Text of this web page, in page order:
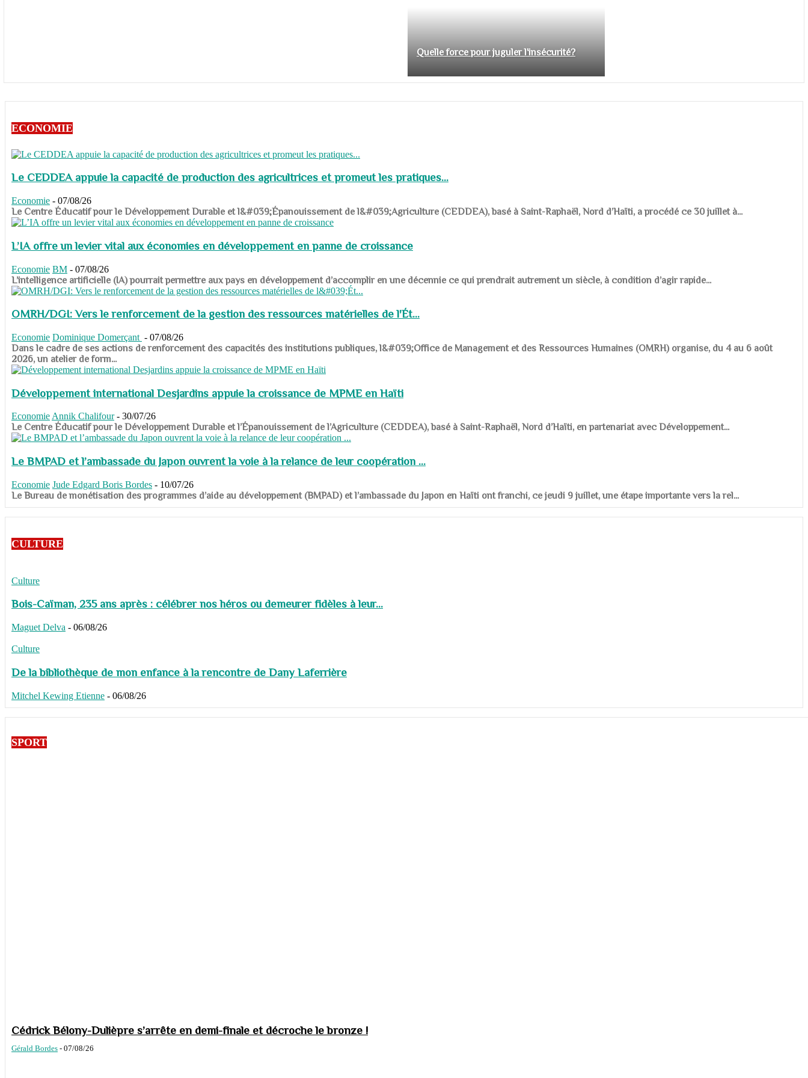
Quelle force pour juguler l'insécurité?
ECONOMIE
Le CEDDEA appuie la capacité de production des agricultrices et promeut les pratiques...
Economie - 07/08/26
​​​​​​​Le Centre Éducatif pour le Développement Durable et l&#039;Épanouissement de l&#039;Agriculture (CEDDEA), basé à Saint-Raphaël, Nord d’Haïti, a procédé ce 30 juillet à...
L’IA offre un levier vital aux économies en développement en panne de croissance
Economie BM - 07/08/26
​​​​​​​L’intelligence artificielle (IA) pourrait permettre aux pays en développement d’accomplir en une décennie ce qui prendrait autrement un siècle, à condition d’agir rapide...
OMRH/DGI: Vers le renforcement de la gestion des ressources matérielles de l'Ét...
Economie Dominique Domerçant - 07/08/26
Dans le cadre de ses actions de renforcement des capacités des institutions publiques, l&#039;Office de Management et des Ressources Humaines (OMRH) organise, du 4 au 6 août
2026, un atelier de form...
Développement international Desjardins appuie la croissance de MPME en Haïti
Economie Annik Chalifour - 30/07/26
​​​​​​​Le Centre Éducatif pour le Développement Durable et l’Épanouissement de l’Agriculture (CEDDEA), basé à Saint-Raphaël, Nord d’Haïti, en partenariat avec Développement...
Le BMPAD et l’ambassade du Japon ouvrent la voie à la relance de leur coopération ...
Economie Jude Edgard Boris Bordes - 10/07/26
​​​​​​​Le Bureau de monétisation des programmes d’aide au développement (BMPAD) et l’ambassade du Japon en Haïti ont franchi, ce jeudi 9 juillet, une étape importante vers la rel...
CULTURE
Culture
Bois-Caïman, 235 ans après : célébrer nos héros ou demeurer fidèles à leur...
Maguet Delva - 06/08/26
Culture
De la bibliothèque de mon enfance à la rencontre de Dany Laferrière
Mitchel Kewing Etienne - 06/08/26
SPORT
Cédrick Bélony-Dulièpre s’arrête en demi-finale et décroche le bronze !
Gérald Bordes - 07/08/26